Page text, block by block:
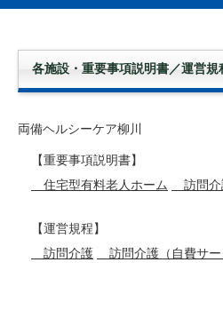
各施設・重要事項説明書／運営規
両備ヘルシーケア柳川
【重要事項説明書】
住宅型有料老人ホーム
訪問介
【運営規程】
訪問介護
訪問介護（自費サー